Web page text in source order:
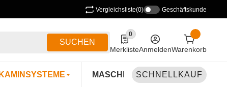
Vergleichsliste(0) Geschäftskunde
SUCHEN
0
0 Produkte in der Liste
MerklisteAnmeldenWarenkorb
KAMINSYSTEME MASCHINEN & ZUBEHÖR
SCHNELLKAUF